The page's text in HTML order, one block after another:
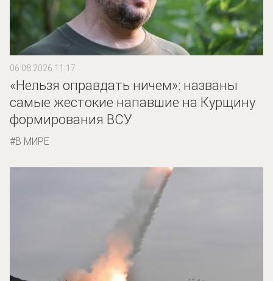
06.08.2026 11:17
«Нельзя оправдать ничем»: названы
самые жестокие напавшие на Курщину
формирования ВСУ
В МИРЕ